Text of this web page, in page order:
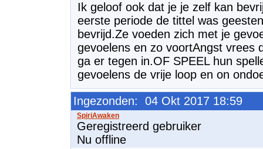
Ik geloof ook dat je je zelf kan
eerste periode de tittel was
bevrijd.Ze voeden zich met je
gevoelens en zo voortAngst vrees
ga er tegen in.OF SPEEL hun
gevoelens de vrije loop en on
Ingezonden: 04 Okt 2017 18:59
Geregistreerd gebruiker
Nu offline